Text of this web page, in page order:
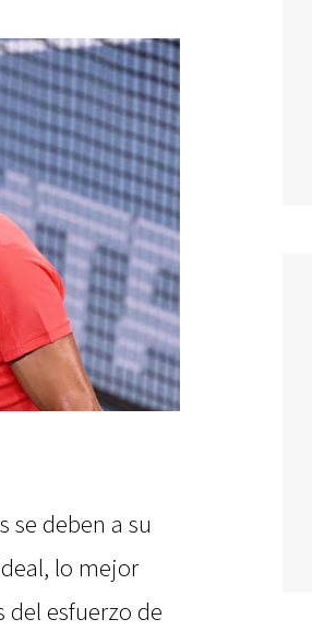
se deben a su
lo mejor
del esfuerzo de